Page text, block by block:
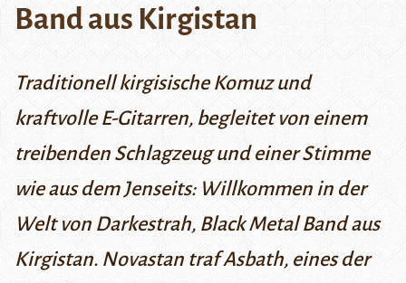
Band aus Kirgistan
Traditionell kirgisischeKomuz und
kraftvolle E-Gitarren, begleitet von einem
treibenden Schlagzeug und einer Stimme
wie aus dem Jenseits: Willkommen in der
Welt von Darkestrah, Black Metal Band aus
Kirgistan. Novastan traf Asbath, eines der